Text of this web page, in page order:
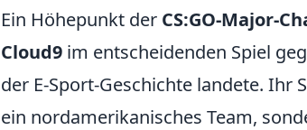
Ein Höhepunkt der CS:GO-Major-
Cloud9 im entscheidenden Spiel
der E-Sport-Geschichte landete.
ein nordamerikanisches Team,